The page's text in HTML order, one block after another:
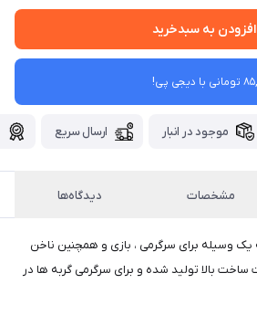
افزودن به سبدخرید
موجود در انبار ارسال سریع
مشخصات دیدگاه‌ها
وسیله برای سرگرمی ، بازی و همچنین ناخن
بالا تولید شده و برای سرگرمی گربه ها در